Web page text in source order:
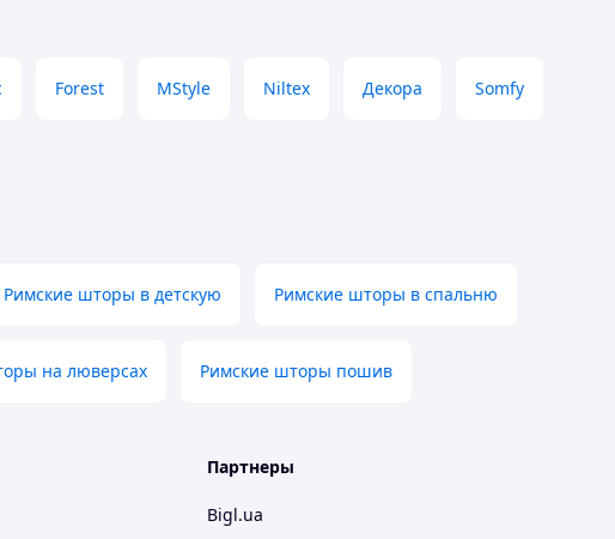
Forest MStyle Niltex Декора Somfy
Римские шторы в детскую Римские шторы в спальню
на люверсах Римские шторы пошив
Партнеры
Bigl.ua